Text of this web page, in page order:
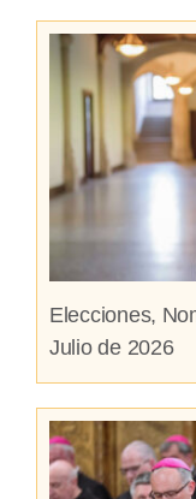
Elecciones,
Julio de 2026